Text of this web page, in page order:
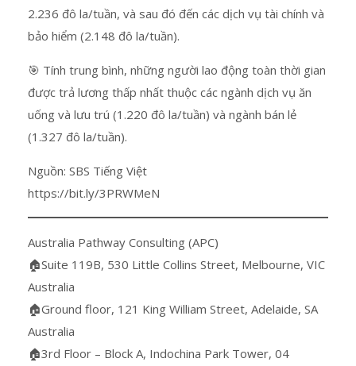
2.236 đô la/tuần, và sau đó đến các dịch vụ tài chính và
bảo hiểm (2.148 đô la/tuần).
🎯 Tính trung bình, những người lao động toàn thời gian
được trả lương thấp nhất thuộc các ngành dịch vụ ăn
uống và lưu trú (1.220 đô la/tuần) và ngành bán lẻ
(1.327 đô la/tuần).
Nguồn: SBS Tiếng Việt
https://bit.ly/3PRWMeN
Australia Pathway Consulting (APC)
🏠Suite 119B, 530 Little Collins Street, Melbourne, VIC
Australia
🏠Ground floor, 121 King William Street, Adelaide, SA
Australia
🏠3rd Floor – Block A, Indochina Park Tower, 04